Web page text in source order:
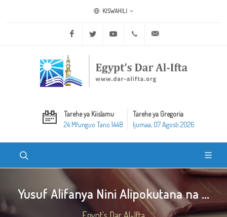
KISWAHILI
Facebook Twitter Youtube +20 2 25970400
Tarehe ya Kiislamu
24 Mfunguo Tano 1448
Tarehe ya Gregoria
Ijumaa, 07 Agosti 2026
Yusuf Alifanya Nini Alipokutana na ...